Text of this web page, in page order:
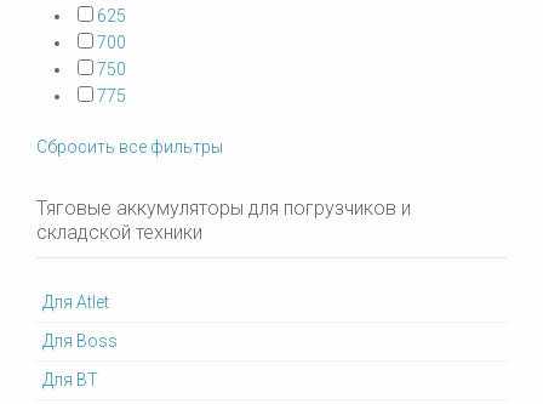
625
700
750
775
Сбросить все фильтры
Тяговые аккумуляторы для погрузчиков и
складской техники
Для Atlet
Для Boss
Для BT